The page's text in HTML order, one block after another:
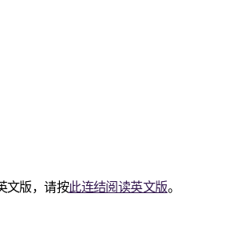
文版，请按此连结阅读英文版。